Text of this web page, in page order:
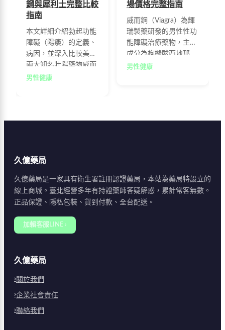
鋼與犀利士完整比較
指南
本文詳細介紹勃起功能
障礙（陽痿）的定義、
病因，並深入比較美國
兩大知名壯陽藥物威而
鋼與犀利士的功效、劑
男性健康
場價格完整指南
威而鋼（Viagra）為輝
瑞製藥研發的男性性功
能障礙治療藥物，主要
成分為枸櫞酸西地那
非，每粒100mg。本文
劑量調整與注意事項，
男性健康
久億藥局
久億藥局是一家具有衛生署註冊認證藥局，本站為藥局特設立的
線上商城。臺北經營多年有持證藥師答疑解惑，累計常客無數。
正品保證、隱私包裝、貨到付款、全台配送。
加賴客服LINE ›
久億藥局
關於我們
企業社會責任
聯絡我們